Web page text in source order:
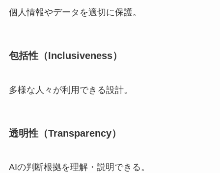
個人情報やデータを適切に保護。
包括性（Inclusiveness）
多様な人々が利用できる設計。
透明性（Transparency）
AIの判断根拠を理解・説明できる。